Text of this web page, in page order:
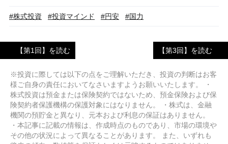
#株式投資 #投資マインド #円安 #国力
【第1回】を読む 【第3回】を読む
※投資に際しては以下の点をご理解いただき、投資の判断はお客
様ご自身の責任においてなさいますようお願いいたします。 ・
株式投資は預金または保険契約ではないため、預金保険および保
険契約者保護機構の保護対象にはなりません。 ・株式は、金融
機関の預貯金と異なり、元本および利息の保証はありません。
・本記事に記載の情報は、作成時点のものであり、市場の環境や
その他の状況によって異なることがあります。 また、いずれも